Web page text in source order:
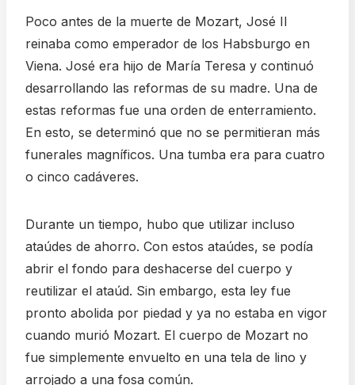
Poco antes de la muerte de Mozart, José II
reinaba como emperador de los Habsburgo en
Viena. José era hijo de María Teresa y continuó
desarrollando las reformas de su madre. Una de
estas reformas fue una orden de enterramiento.
En esto, se determinó que no se permitieran más
funerales magníficos. Una tumba era para cuatro
o cinco cadáveres.
Durante un tiempo, hubo que utilizar incluso
ataúdes de ahorro. Con estos ataúdes, se podía
abrir el fondo para deshacerse del cuerpo y
reutilizar el ataúd. Sin embargo, esta ley fue
pronto abolida por piedad y ya no estaba en vigor
cuando murió Mozart. El cuerpo de Mozart no
fue simplemente envuelto en una tela de lino y
arrojado a una fosa común.